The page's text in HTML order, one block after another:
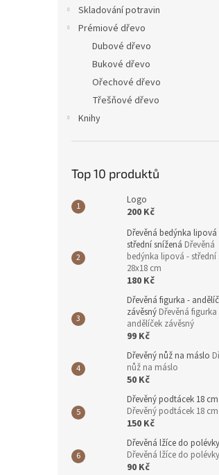
Skladování potravin
Prémiové dřevo
Dubové dřevo
Bukové dřevo
Ořechové dřevo
Třešňové dřevo
Knihy
Top 10 produktů
Logo
200 Kč
Dřevěná bedýnka lipová
střední snížená Dřevěná
bedýnka lipová - střední
28x18 cm
180 Kč
Dřevěná figurka -
závěsný Dřevěná figurka
andělíček závěsný
99 Kč
Dřevěný nůž na máslo
nůž na máslo
50 Kč
Dřevěný podtácek 18 cm
Dřevěný podtácek 18 cm
150 Kč
Dřevěná lžíce do
Dřevěná lžíce do
90 Kč